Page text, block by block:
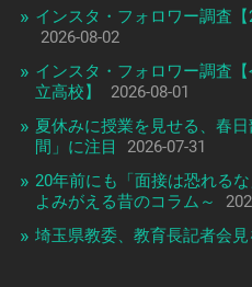
インスタ・フォロワー調査【
2026-08-02
インスタ・フォロワー調査
立高校】
2026-08-01
夏休みに授業を見せる、春
間」に注目
2026-07-31
20年前にも「面接は恐れる
よみがえる昔のコラム～
埼玉県教委、教育長記者会